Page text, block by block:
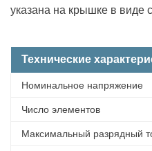
указана на крышке в виде
Технические
Номинальное напряжение
Число элементов
Максимальный разрядный